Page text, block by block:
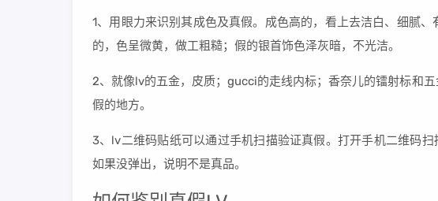
1、用眼力来识别其成色及真假。成色高的，看上去洁白、细腻
的，色呈微黄，做工粗糙；假的银首饰色泽灰暗，不光洁。
2、就像lv的五金，皮质；gucci的走线内标；香奈儿的镭射标和
假的地方。
3、lv二维码贴纸可以通过手机扫描验证真假。打开手机二维码
如果没弹出，说明不是真品。